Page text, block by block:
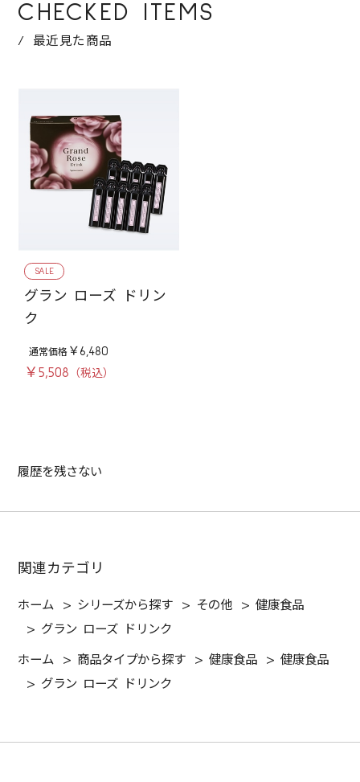
CHECKED ITEMS
最近見た商品
SALE
グラン ローズ ドリン
ク
￥6,480
￥5,508
履歴を残さない
関連カテゴリ
ホーム > シリーズから探す > その他 >健康食品
> グラン ローズ ドリンク
ホーム > 商品タイプから探す >健康食品 >健康食品
> グラン ローズ ドリンク